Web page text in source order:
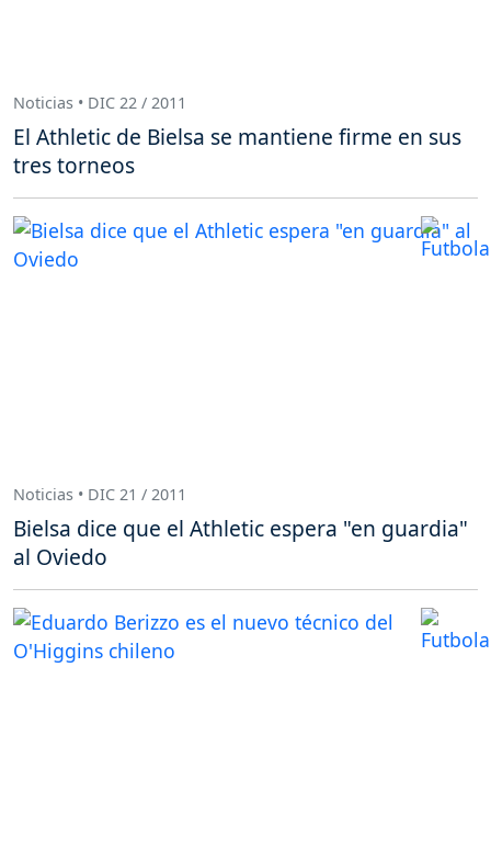
Noticias • DIC 22 / 2011
El Athletic de Bielsa se mantiene firme en sus
tres torneos
Noticias • DIC 21 / 2011
Bielsa dice que el Athletic espera "en guardia"
al Oviedo